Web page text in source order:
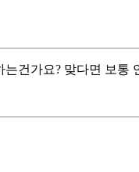
건가요? 맞다면 보통